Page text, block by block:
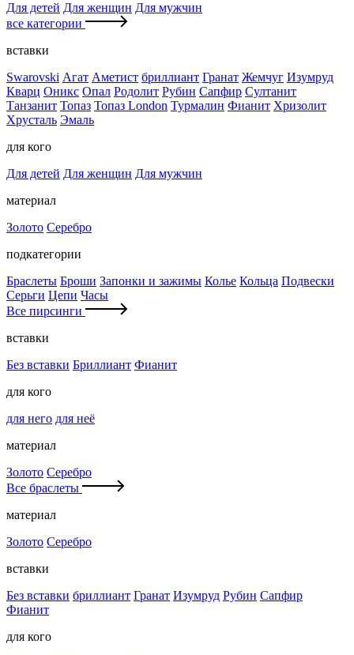
Для детей Для женщин Для мужчин
все категории
вставки
Swarovski Агат Аметист бриллиант Гранат Жемчуг Изумруд
Кварц Оникс Опал Родолит Рубин Сапфир Султанит
Танзанит Топаз Топаз London Турмалин Фианит Хризолит
Хрусталь Эмаль
для кого
Для детей Для женщин Для мужчин
материал
Золото Серебро
подкатегории
Браслеты Броши Запонки и зажимы Колье Кольца Подвески
Серьги Цепи Часы
Все пирсинги
вставки
Без вставки Бриллиант Фианит
для кого
для него для неё
материал
Золото Серебро
Все браслеты
материал
Золото Серебро
вставки
Без вставки бриллиант Гранат Изумруд Рубин Сапфир
Фианит
для кого